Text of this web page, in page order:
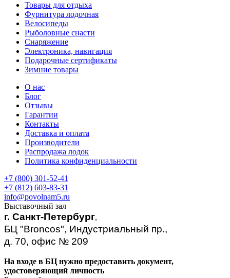
Товары для отдыха
Фурнитура лодочная
Велосипеды
Рыболовные снасти
Снаряжение
Электроника, навигация
Подарочные сертификаты
Зимние товары
О нас
Блог
Отзывы
Гарантии
Контакты
Доставка и оплата
Производители
Распродажа лодок
Политика конфиденциальности
+7 (800) 301-52-41
+7 (812) 603-83-31
info@povolnam5.ru
Выставочный зал
г. Санкт-Петербург,
БЦ "Broncos", Индустриальный пр.,
д. 70, офис № 209
На входе в БЦ нужно предоставить документ,
удостоверяющий личность